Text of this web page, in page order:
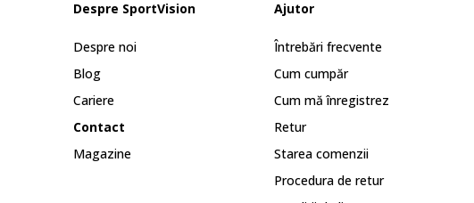
Despre SportVision
Despre noi
Blog
Cariere
Contact
Magazine
Ajutor
Întrebări frecvente
Cum cumpăr
Cum mă înregistrez
Retur
Starea comenzii
Procedura de retur